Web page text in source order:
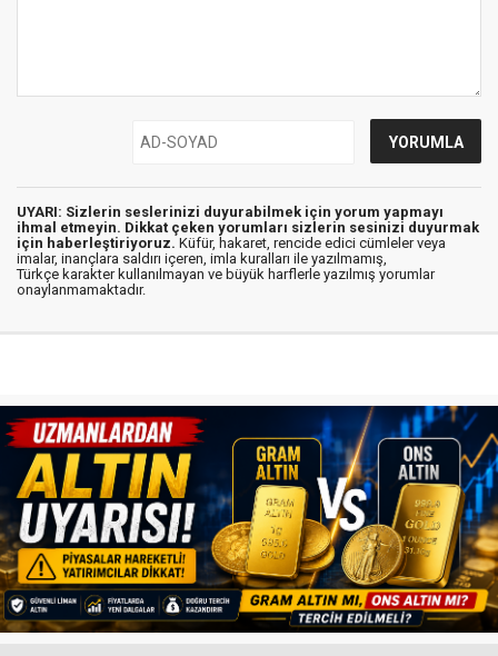
UYARI: Sizlerin seslerinizi duyurabilmek için yorum yapmayı
ihmal etmeyin. Dikkat çeken yorumları sizlerin sesinizi duyurmak
için haberleştiriyoruz. Küfür, hakaret, rencide edici cümleler veya
imalar, inançlara saldırı içeren, imla kuralları ile yazılmamış,
Türkçe karakter kullanılmayan ve büyük harflerle yazılmış yorumlar
onaylanmamaktadır.